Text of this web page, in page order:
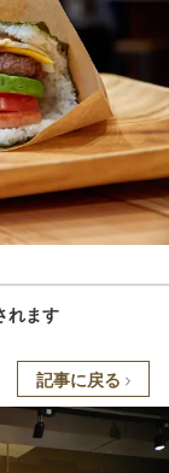
れます
記事に戻る